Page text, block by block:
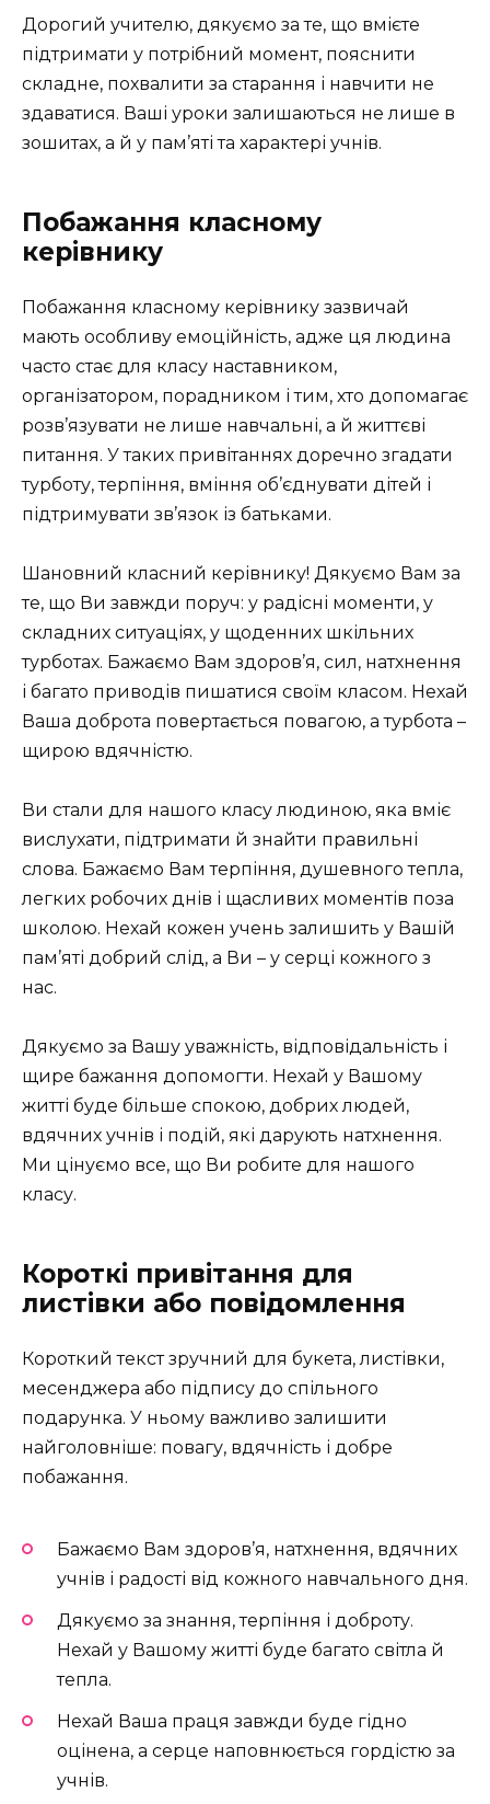
Дорогий учителю, дякуємо за те, що вмієте
підтримати у потрібний момент, пояснити
складне, похвалити за старання і навчити не
здаватися. Ваші уроки залишаються не лише в
зошитах, а й у пам’яті та характері учнів.
Побажання класному
керівнику
Побажання класному керівнику зазвичай
мають особливу емоційність, адже ця людина
часто стає для класу наставником,
організатором, порадником і тим, хто допомагає
розв’язувати не лише навчальні, а й життєві
питання. У таких привітаннях доречно згадати
турботу, терпіння, вміння об’єднувати дітей і
підтримувати зв’язок із батьками.
Шановний класний керівнику! Дякуємо Вам за
те, що Ви завжди поруч: у радісні моменти, у
складних ситуаціях, у щоденних шкільних
турботах. Бажаємо Вам здоров’я, сил, натхнення
і багато приводів пишатися своїм класом. Нехай
Ваша доброта повертається повагою, а турбота –
щирою вдячністю.
Ви стали для нашого класу людиною, яка вміє
вислухати, підтримати й знайти правильні
слова. Бажаємо Вам терпіння, душевного тепла,
легких робочих днів і щасливих моментів поза
школою. Нехай кожен учень залишить у Вашій
пам’яті добрий слід, а Ви – у серці кожного з
нас.
Дякуємо за Вашу уважність, відповідальність і
щире бажання допомогти. Нехай у Вашому
житті буде більше спокою, добрих людей,
вдячних учнів і подій, які дарують натхнення.
Ми цінуємо все, що Ви робите для нашого
класу.
Короткі привітання для
листівки або повідомлення
Короткий текст зручний для букета, листівки,
месенджера або підпису до спільного
подарунка. У ньому важливо залишити
найголовніше: повагу, вдячність і добре
побажання.
Бажаємо Вам здоров’я, натхнення, вдячних
учнів і радості від кожного навчального дня.
Дякуємо за знання, терпіння і доброту.
Нехай у Вашому житті буде багато світла й
тепла.
Нехай Ваша праця завжди буде гідно
оцінена, а серце наповнюється гордістю за
учнів.